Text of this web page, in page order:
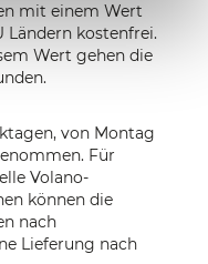
mit einem Wert
Ländern kostenfrei.
Wert gehen die
von Montag
Für
Volano-
können die
nach
Lieferung nach